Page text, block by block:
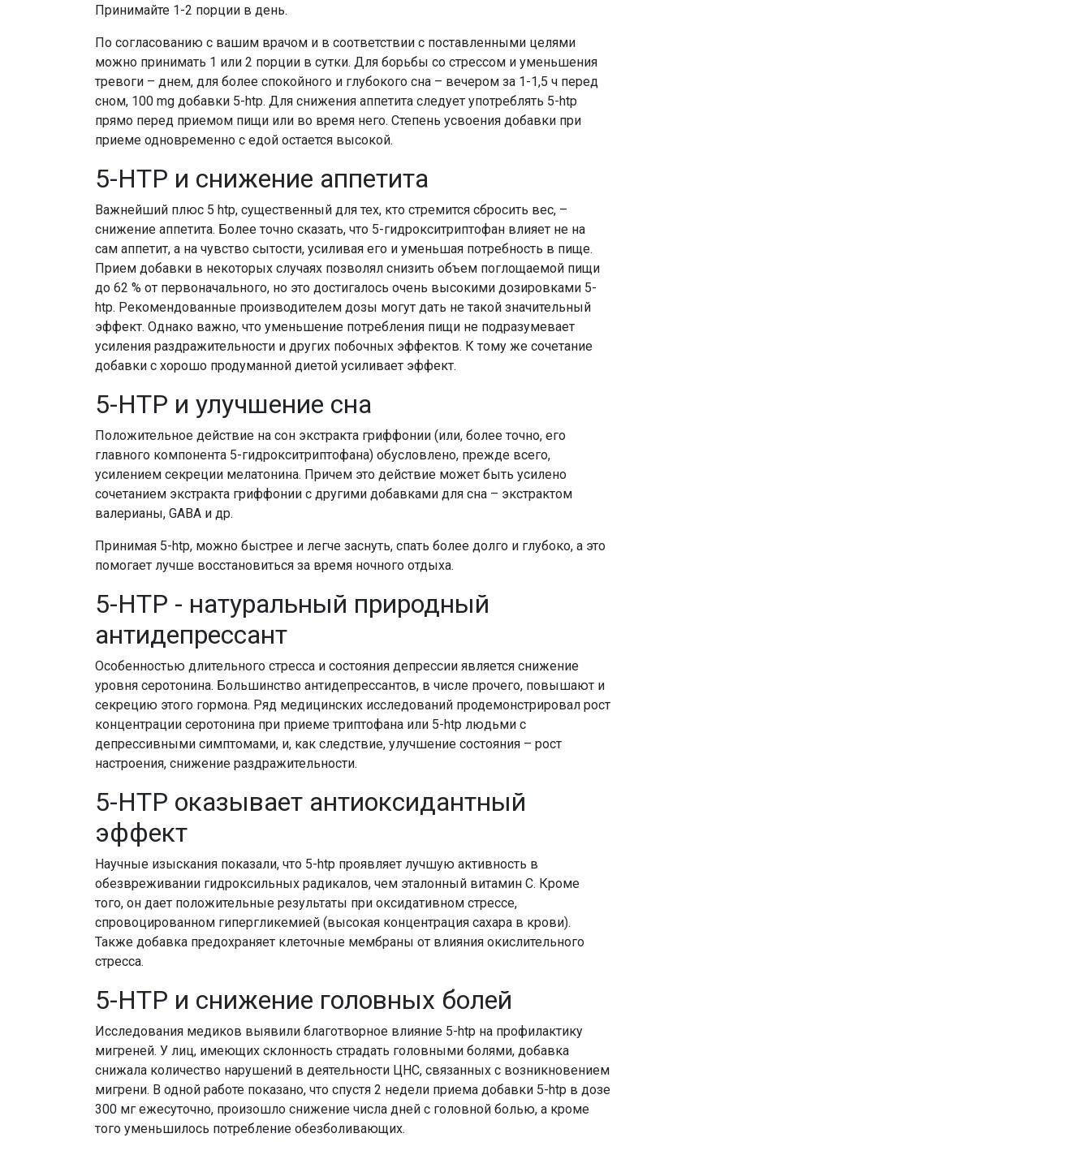
Принимайте 1-2 порции в день.
По согласованию с вашим врачом и в соответствии с поставленными целями
можно принимать 1 или 2 порции в сутки. Для борьбы со стрессом и уменьшения
тревоги – днем, для более спокойного и глубокого сна – вечером за 1-1,5 ч перед
сном, 100 mg добавки 5-htp. Для снижения аппетита следует употреблять 5-htp
прямо перед приемом пищи или во время него. Степень усвоения добавки при
приеме одновременно с едой остается высокой.
5-HTP и снижение аппетита
Важнейший плюс 5 htp, существенный для тех, кто стремится сбросить вес, –
снижение аппетита. Более точно сказать, что 5-гидрокситриптофан влияет не на
сам аппетит, а на чувство сытости, усиливая его и уменьшая потребность в пище.
Прием добавки в некоторых случаях позволял снизить объем поглощаемой пищи
до 62 % от первоначального, но это достигалось очень высокими дозировками 5-
htp. Рекомендованные производителем дозы могут дать не такой значительный
эффект. Однако важно, что уменьшение потребления пищи не подразумевает
усиления раздражительности и других побочных эффектов. К тому же сочетание
добавки с хорошо продуманной диетой усиливает эффект.
5-HTP и улучшение сна
Положительное действие на сон экстракта гриффонии (или, более точно, его
главного компонента 5-гидрокситриптофана) обусловлено, прежде всего,
усилением секреции мелатонина. Причем это действие может быть усилено
сочетанием экстракта гриффонии с другими добавками для сна – экстрактом
валерианы, GABA и др.
Принимая 5-htp, можно быстрее и легче заснуть, спать более долго и глубоко, а это
помогает лучше восстановиться за время ночного отдыха.
5-HTP - натуральный природный
антидепрессант
Особенностью длительного стресса и состояния депрессии является снижение
уровня серотонина. Большинство антидепрессантов, в числе прочего, повышают и
секрецию этого гормона. Ряд медицинских исследований продемонстрировал рост
концентрации серотонина при приеме триптофана или 5-htp людьми с
депрессивными симптомами, и, как следствие, улучшение состояния – рост
настроения, снижение раздражительности.
5-HTP оказывает антиоксидантный
эффект
Научные изыскания показали, что 5-htp проявляет лучшую активность в
обезвреживании гидроксильных радикалов, чем эталонный витамин С. Кроме
того, он дает положительные результаты при оксидативном стрессе,
спровоцированном гипергликемией (высокая концентрация сахара в крови).
Также добавка предохраняет клеточные мембраны от влияния окислительного
стресса.
5-HTP и снижение головных болей
Исследования медиков выявили благотворное влияние 5-htp на профилактику
мигреней. У лиц, имеющих склонность страдать головными болями, добавка
снижала количество нарушений в деятельности ЦНС, связанных с возникновением
мигрени. В одной работе показано, что спустя 2 недели приема добавки 5-htp в дозе
300 мг ежесуточно, произошло снижение числа дней с головной болью, а кроме
того уменьшилось потребление обезболивающих.